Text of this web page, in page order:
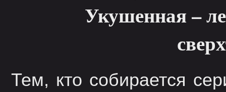
Укушенная –
Тем, кто собирается